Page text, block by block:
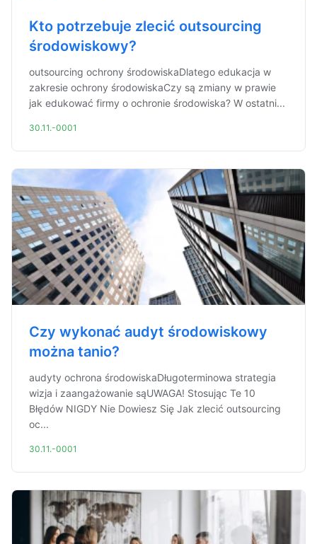
Kto potrzebuje zlecić outsourcing
środowiskowy?
outsourcing ochrony środowiskaDlatego edukacja w
zakresie ochrony środowiskaCzy są zmiany w prawie
jak edukować firmy o ochronie środowiska? W ostatni...
30.11.-0001
Czy wykonać audyt środowiskowy
można tanio?
audyty ochrona środowiskaDługoterminowa strategia
wizja i zaangażowanie sąUWAGA! Stosując Te 10
Błędów NIGDY Nie Dowiesz Się Jak zlecić outsourcing
oc...
30.11.-0001